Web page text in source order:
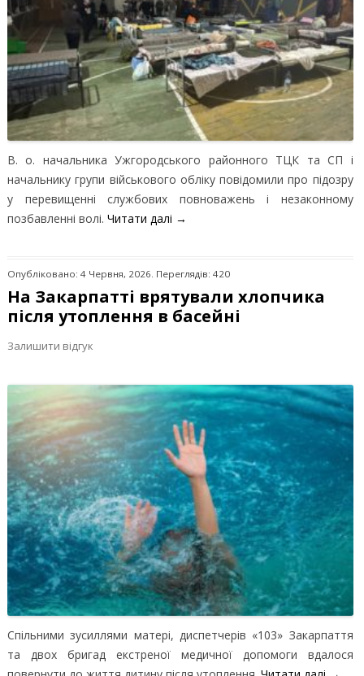
В. о. начальника Ужгородського районного ТЦК та СП і
начальнику групи військового обліку повідомили про підозру
у перевищенні службових повноважень і незаконному
позбавленні волі. Читати далі →
Опубліковано: 4 Червня, 2026. Переглядів: 420
На Закарпатті врятували хлопчика
після утоплення в басейні
Залишити відгук
Спільними зусиллями матері, диспетчерів «103» Закарпаття
та двох бригад екстреної медичної допомоги вдалося